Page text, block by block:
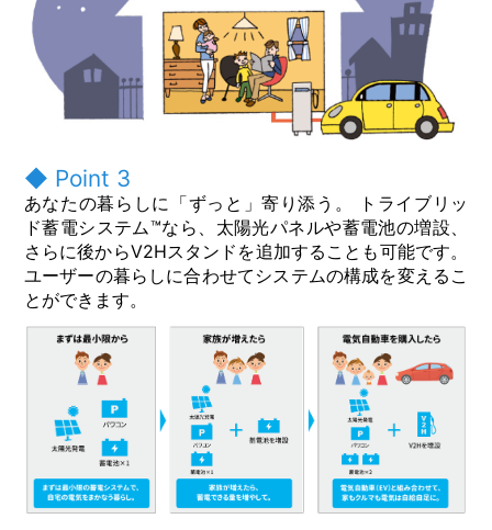
◆ Point 3
あなたの暮らしに「ずっと」寄り添う。 トライブリッ
ド蓄電システム™なら、太陽光パネルや蓄電池の増設、
さらに後からV2Hスタンドを追加することも可能です。
ユーザーの暮らしに合わせてシステムの構成を変えるこ
とができます。